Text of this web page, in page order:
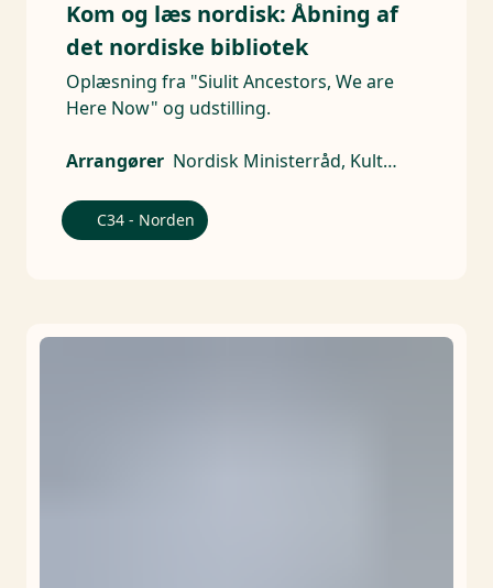
Kom og læs nordisk: Åbning af
det nordiske bibliotek
Oplæsning fra "Siulit Ancestors, We are
Here Now" og udstilling.
Arrangører Nordisk Ministerråd, Kulturforeningen Meigart
C34 - Norden